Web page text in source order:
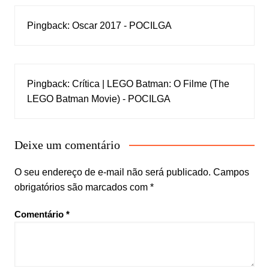
Pingback: Oscar 2017 - POCILGA
Pingback: Crítica | LEGO Batman: O Filme (The
LEGO Batman Movie) - POCILGA
Deixe um comentário
O seu endereço de e-mail não será publicado. Campos
obrigatórios são marcados com *
Comentário *